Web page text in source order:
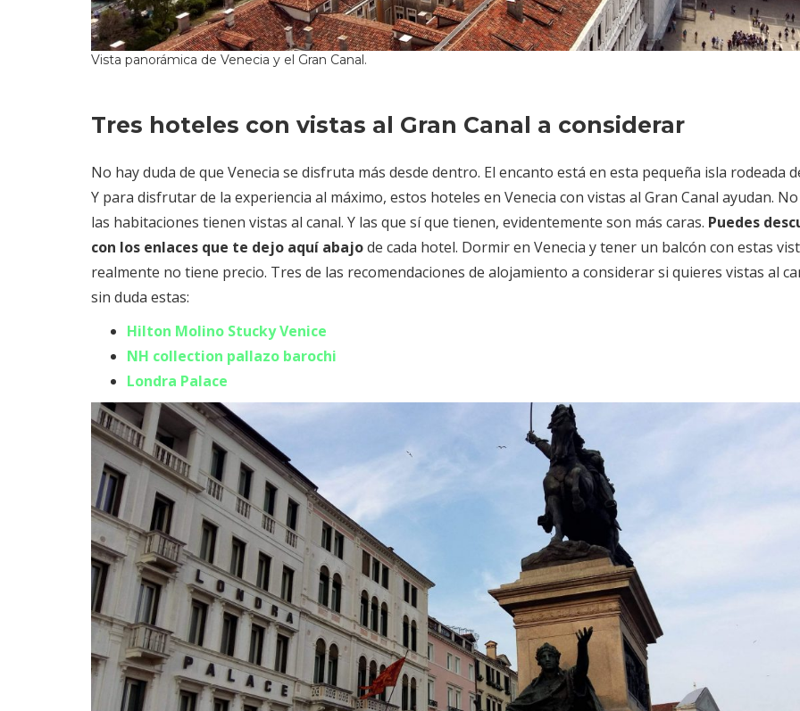
Vista panorámica de Venecia y el Gran Canal.
Tres hoteles con vistas al Gran Canal a considerar
No hay duda de que Venecia se disfruta más desde dentro. El encanto está en esta pequeña isla rodeada
Y para disfrutar de la experiencia al máximo, estos hoteles en Venecia con vistas al Gran Canal ayudan.
las habitaciones tienen vistas al canal. Y las que sí que tienen, evidentemente son más caras. Puedes
con los enlaces que te dejo aquí abajode cada hotel. Dormir en Venecia y tener un balcón con estas
realmente no tiene precio. Tres de las recomendaciones de alojamiento a considerar si quieres vistas al
sin duda estas:
Hilton Molino Stucky Venice
NH collection pallazo barochi
Londra Palace